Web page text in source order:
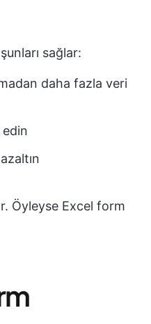
sağlar:
daha fazla veri
edin
Öyleyse Excel form